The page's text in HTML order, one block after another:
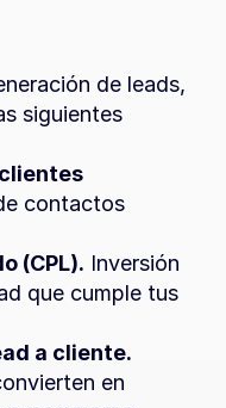
de leads,
siguientes
contactos
(CPL). Inversión
que cumple tus
a cliente.
en